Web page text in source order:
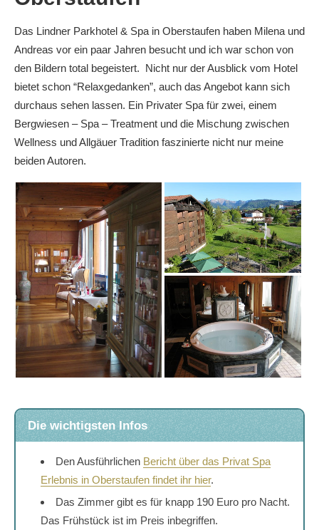
Das Lindner Parkhotel & Spa in Oberstaufen haben Milena und
Andreas vor ein paar Jahren besucht und ich war schon von
den Bildern total begeistert. Nicht nur der Ausblick vom Hotel
bietet schon “Relaxgedanken”, auch das Angebot kann sich
durchaus sehen lassen. Ein Privater Spa für zwei, einem
Bergwiesen – Spa – Treatment und die Mischung zwischen
Wellness und Allgäuer Tradition faszinierte nicht nur meine
beiden Autoren.
Die wichtigsten Infos
Den Ausführlichen Bericht über das Privat Spa
Erlebnis in Oberstaufen findet ihr hier.
Das Zimmer gibt es für knapp 190 Euro pro Nacht.
Das Frühstück ist im Preis inbegriffen.